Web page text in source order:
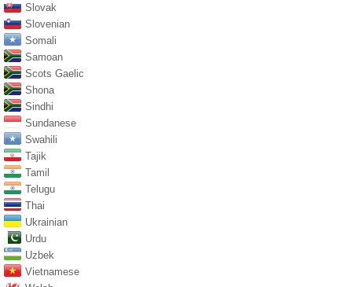
Slovak
Slovenian
Somali
Samoan
Scots Gaelic
Shona
Sindhi
Sundanese
Swahili
Tajik
Tamil
Telugu
Thai
Ukrainian
Urdu
Uzbek
Vietnamese